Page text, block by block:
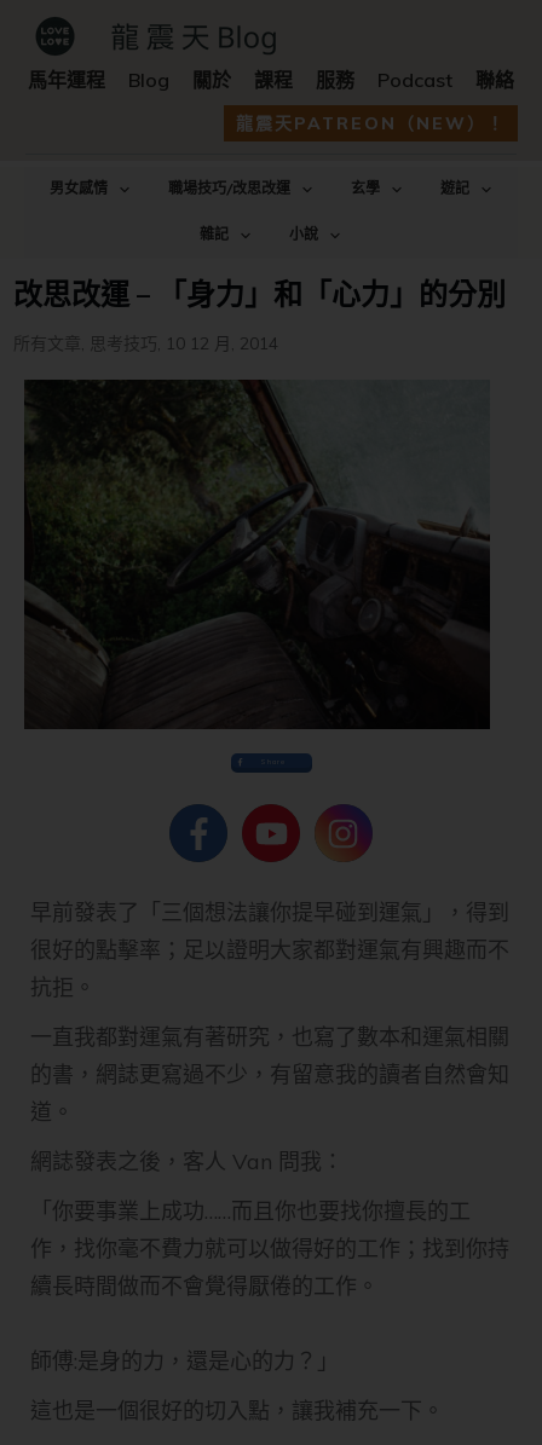
馬年運程 Blog 關於 課程 服務 Podcast 聯絡
龍震天PATREON（NEW）！
男女感情 職場技巧/改思改運 玄學
遊記
雜記
小說
改思改運 – 「身力」和「心力」的分別
所有文章 , 思考技巧, 10 12 月, 2014
Share
早前發表了「三個想法讓你提早碰到運氣」，得到
很好的點擊率；足以證明大家都對運氣有興趣而不
抗拒。
一直我都對運氣有著研究，也寫了數本和運氣相關
的書，網誌更寫過不少，有留意我的讀者自然會知
道。
網誌發表之後，客人 Van 問我：
「你要事業上成功……而且你也要找你擅長的工
作，找你毫不費力就可以做得好的工作；找到你持
續長時間做而不會覺得厭倦的工作。
師傅:是身的力，還是心的力？」
這也是一個很好的切入點，讓我補充一下。